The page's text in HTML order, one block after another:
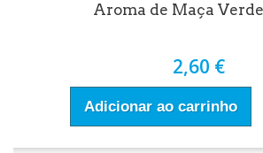
Aroma de Maça
2,60 €
Adicionar ao carrinho